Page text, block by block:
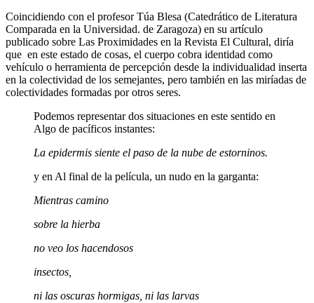
Coincidiendo con el profesor Túa Blesa (Catedrático de Literatura
Comparada en la Universidad. de Zaragoza) en su artículo
publicado sobre Las Proximidades en la Revista El Cultural, diría
que en este estado de cosas, el cuerpo cobra identidad como
vehículo o herramienta de percepción desde la individualidad inserta
en la colectividad de los semejantes, pero también en las miríadas de
colectividades formadas por otros seres.
Podemos representar dos situaciones en este sentido en
Algo de pacíficos instantes:
La epidermis siente el paso de la nube de estorninos.
y en Al final de la película, un nudo en la garganta:
Mientras camino
sobre la hierba
no veo los hacendosos
insectos,
ni las oscuras hormigas, ni las larvas